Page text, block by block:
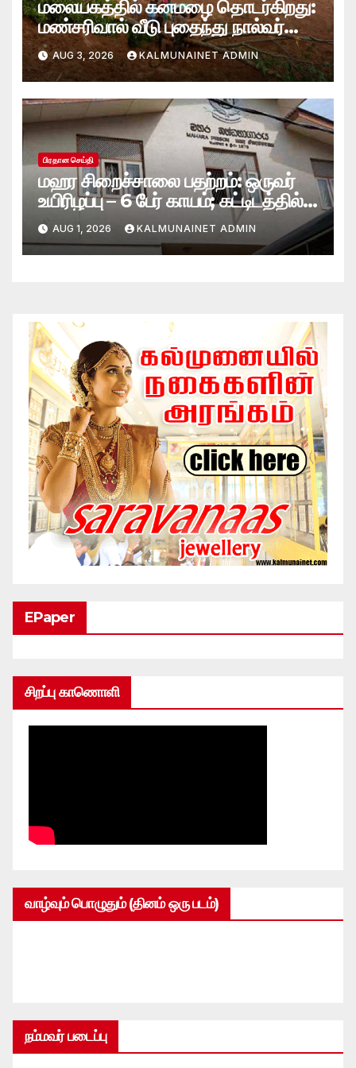
மலையகத்தில் கனமழை தொடர்கிறது:
மண்சரிவால் வீடு புதைந்து நால்வர்
மாயம்
AUG 3, 2026 KALMUNAINET ADMIN
பிரதான செய்தி
மஹர சிறைச்சாலை பதற்றம்: ஒருவர்
உயிரிழப்பு – 6 பேர் காயம்; கட்டிடத்தில்
பாரிய தீ
AUG 1, 2026 KALMUNAINET ADMIN
EPaper
சிறப்பு காணொளி
வாழ்வும் பொழுதும் (தினம் ஒரு படம்)
நம்மவர் படைப்பு